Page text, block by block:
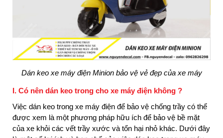
Dán keo xe máy điện Minion bảo vệ vẻ đẹp của xe máy
I. Có nên dán keo trong cho xe máy điện không ?
Việc dán keo trong xe máy điện để bảo vệ chống trầy có thể
được xem là một phương pháp hữu ích để bảo vệ bề mặt
của xe khỏi các vết trầy xước và tổn hại nhỏ khác. Dưới đây